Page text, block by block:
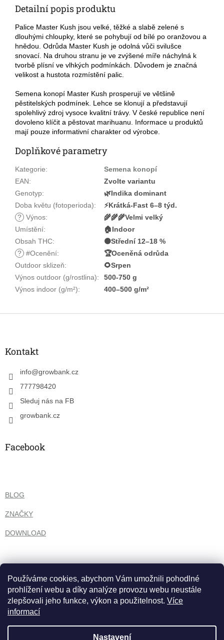
Používáme cookies, abychom Vám umožnili pohodlné
prohlížení webu a díky analýze provozu webu neustále
zlepšovali jeho funkce, výkon a použitelnost. Více
informací
Nastavení
Detailní popis produktu
Palice Master Kush jsou velké, těžké a slabě zelené s
dlouhými chloupky, které se pohybují od bílé po oranžovou a
hnědou. Odrůda Master Kush je odolná vůči svilušce
snovací. Na druhou stranu je ve zvýšené míře náchylná k
tvorbě plísní ve vlhkých podmínkách. Důvodem je značná
velikost a hustota rozmístění palic.
Semena konopí Master Kush prosperují ve většině
pěstitelských podmínek. Lehce se klonují a představují
spolehlivý zdroj vysoce kvalitní trávy. V české republice není
dovoleno klíčit a pěstovat marihuanu. Informace u produktů
mají pouze informativní charakter od výrobce.
Doplňkové parametry
Kategorie:
Semena konopí
EAN:
Zvolte variantu
Genotyp:
🌿Indika dominant
Doba květu (fotoperioda):
⚡Krátká-Fast 6–8 týd.
? Výnos:
🌾🌾🌾Velmi velký
Umístění:
🏠Indoor
Obsah THC:
🟠Střední 12–18 %
? #Ocenění:
🏆Oceněná odrůda
Outdoor sklizeň:
🌻Srpen
Výnos outdoor (g/rostlina):
500-750 g
Výnos indoor (g/m²): 400–500 g/m²
Z
Kontakt
info@growbank.cz
777798420
Sleduj nás na FB
growbank.cz
Facebook
BLOG
ZNAČKY
DOWNLOAD